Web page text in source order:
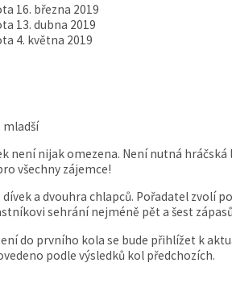
16. března 2019
13. dubna 2019
4. května 2019
mladší
není nijak omezena. Není nutná hráčská
všechny zájemce!
dívek a dvouhra chlapců. Pořadatel zvolí
sehrání nejméně pět a šest
do prvního kola se bude přihlížet k
podle výsledků kol předchozích.